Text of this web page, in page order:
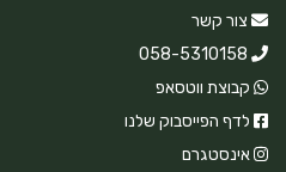
צור קשר
058-5310158
קבוצת ווטסאפ
לדף הפייסבוק שלנו
אינסטגרם